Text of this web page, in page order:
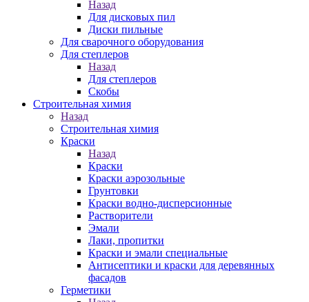
Назад
Для дисковых пил
Диски пильные
Для сварочного оборудования
Для степлеров
Назад
Для степлеров
Скобы
Строительная химия
Назад
Строительная химия
Краски
Назад
Краски
Краски аэрозольные
Грунтовки
Краски водно-дисперсионные
Растворители
Эмали
Лаки, пропитки
Краски и эмали специальные
Антисептики и краски для деревянных
фасадов
Герметики